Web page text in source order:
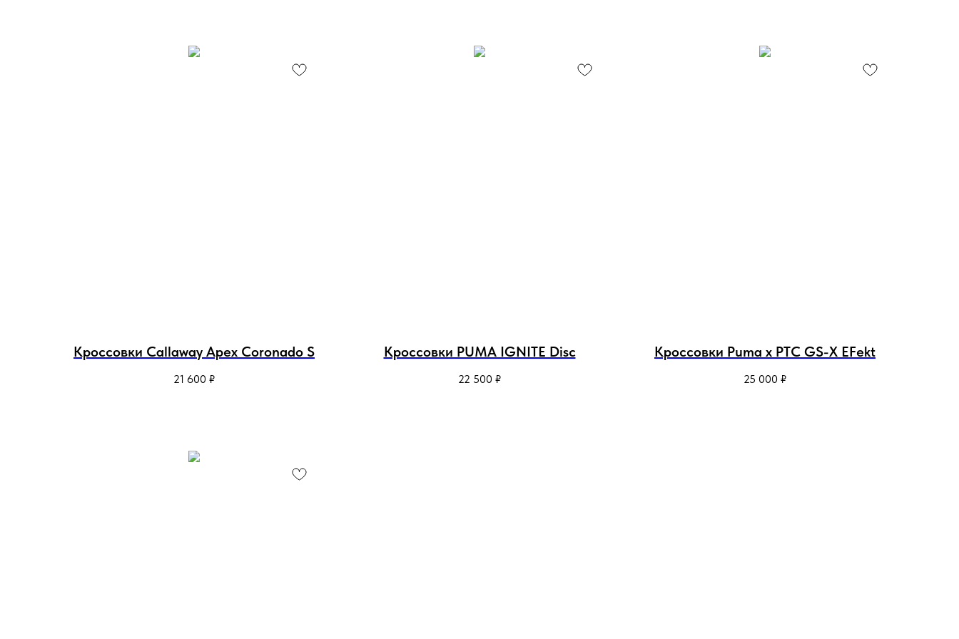
Кроссовки Callaway Apex Coronado S
21 600 ₽
Кроссовки PUMA IGNITE Disc
22 500 ₽
Кроссовки Puma x PTC GS-X EFekt
25 000 ₽